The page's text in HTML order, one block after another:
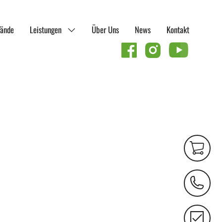
Leistungen Menü öffnenÜber Uns News Kontakt
Online
Shop
Raumklima